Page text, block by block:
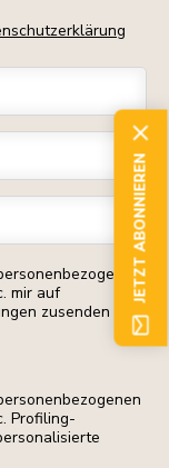
mir auf
zusenden
Profiling-
JETZT ABONNIEREN